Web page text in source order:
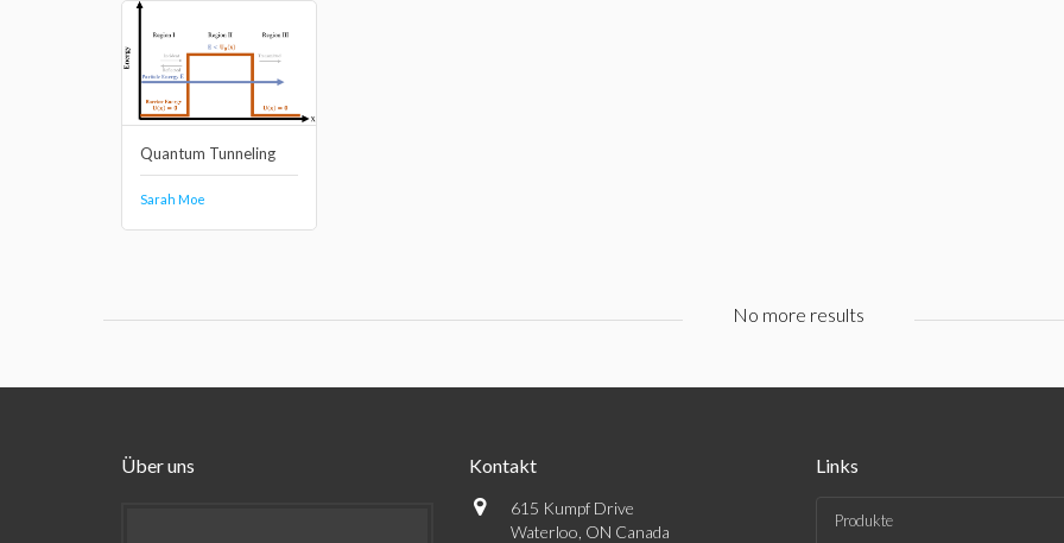
Quantum Tunneling
Sarah Moe
No more results
Über uns Kontakt
615 Kumpf Drive
Waterloo, ON Canada
Links
Produkte